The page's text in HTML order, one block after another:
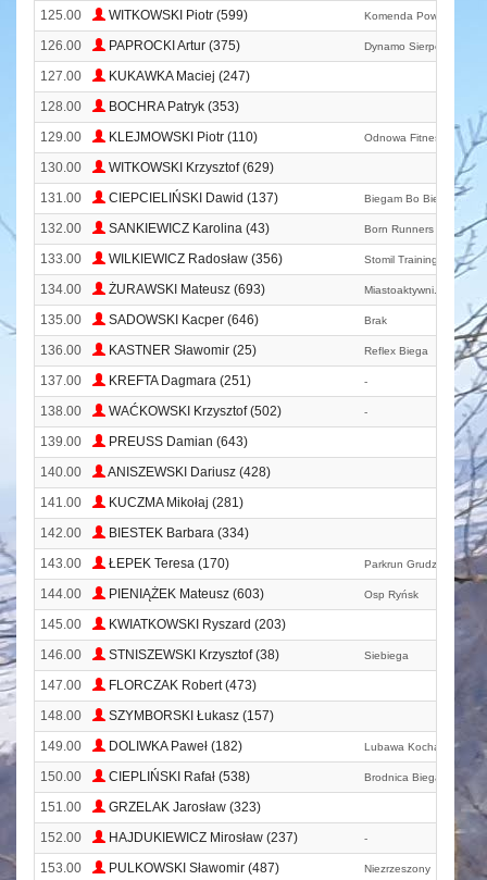
125.00 WITKOWSKI Piotr (599) Komenda Powiatowa
126.00 PAPROCKI Artur (375) Dynamo Sierpc
127.00
KUKAWKA Maciej (247)
128.00
BOCHRA Patryk (353)
129.00
KLEJMOWSKI Piotr (110) Odnowa Fitness -
130.00
WITKOWSKI Krzysztof (629)
131.00
CIEPCIELIŃSKI Dawid (137) Biegam Bo Biegam
132.00 SANKIEWICZ Karolina (43) Born Runners -
133.00 WILKIEWICZ Radosław (356) Stomil Training
134.00 ŻURAWSKI Mateusz (693) Miastoaktywni. Pl
135.00 SADOWSKI Kacper (646) Brak
136.00 KASTNER Sławomir (25) Reflex Biega
137.00 KREFTA Dagmara (251) -
138.00 WAĆKOWSKI Krzysztof (502) -
139.00
PREUSS Damian (643)
140.00
ANISZEWSKI Dariusz (428)
141.00
KUCZMA Mikołaj (281)
142.00
BIESTEK Barbara (334)
143.00
ŁEPEK Teresa (170) Parkrun Grudziądz
144.00 PIENIĄŻEK Mateusz (603) Osp Ryńsk
145.00
KWIATKOWSKI Ryszard (203)
146.00
STNISZEWSKI Krzysztof (38) Siebiega
147.00
FLORCZAK Robert (473)
148.00
SZYMBORSKI Łukasz (157)
149.00
DOLIWKA Paweł (182) Lubawa Kocha Biegać
150.00 CIEPLIŃSKI Rafał (538) Brodnica Biega
151.00
GRZELAK Jarosław (323)
152.00
HAJDUKIEWICZ Mirosław (237) -
153.00 PULKOWSKI Sławomir (487) Niezrzeszony